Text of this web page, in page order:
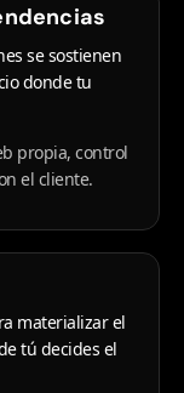
se sostienen
donde tu
propia, control
el cliente.
materializar el
tú decides el